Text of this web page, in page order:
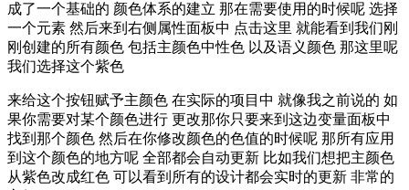
成了一个基础的 颜色体系的建立 那在需要使用的时候呢 选择
一个元素 然后来到右侧属性面板中 点击这里 就能看到我们刚
刚创建的所有颜色 包括主颜色中性色 以及语义颜色 那这里呢
我们选择这个紫色
来给这个按钮赋予主颜色 在实际的项目中 就像我之前说的 如
果你需要对某个颜色进行 更改那你只要来到这边变量面板中
找到那个颜色 然后在你修改颜色的色值的时候呢 那所有应用
到这个颜色的地方呢 全部都会自动更新 比如我们想把主颜色
从紫色改成红色 可以看到所有的设计都会实时的更新 非常的